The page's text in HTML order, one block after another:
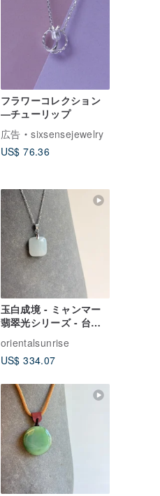
フラワーコレクション
—チューリップ
広告
sixsensejewelry
US$ 76.36
玉白成境 - ミャンマー
翡翠光シリーズ - 台湾
デザイン彫刻翡翠ペン
ダント
orientalsunrise
US$ 334.07